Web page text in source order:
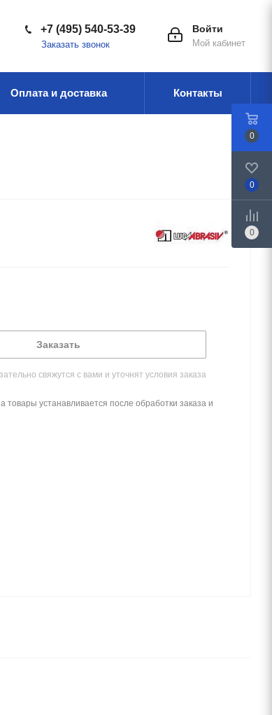
Войти
Мой кабинет
+7 (495) 540-53-39
Заказать звонок
Оплата и доставка Контакты
Заказать
свяжутся с вами и уточнят условия заказа
товары устанавливается после обработки заказа и
0
0
0